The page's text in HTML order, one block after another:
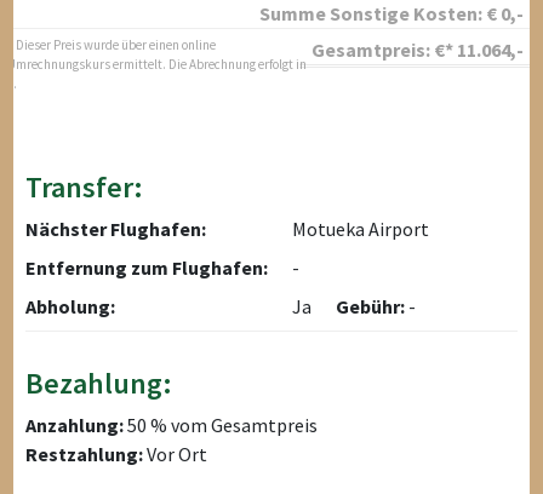
Summe Sonstige Kosten: € 0,-
Gesamtpreis: €* 11.064,-
* Dieser Preis wurde über einen online
Umrechnungskurs ermittelt. Die Abrechnung erfolgt in
$.
Transfer:
Nächster Flughafen:
Motueka Airport
Entfernung zum Flughafen:
-
Abholung:
Ja Gebühr: -
Bezahlung:
Anzahlung:50 % vom Gesamtpreis
Restzahlung:Vor Ort